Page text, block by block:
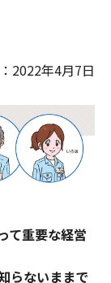
2022年4月7日
て重要な経営
らないままで